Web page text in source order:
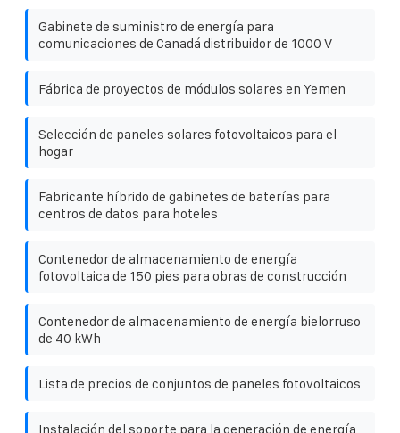
Gabinete de suministro de energía para
comunicaciones de Canadá distribuidor de 1000 V
Fábrica de proyectos de módulos solares en Yemen
Selección de paneles solares fotovoltaicos para el
hogar
Fabricante híbrido de gabinetes de baterías para
centros de datos para hoteles
Contenedor de almacenamiento de energía
fotovoltaica de 150 pies para obras de construcción
Contenedor de almacenamiento de energía bielorruso
de 40 kWh
Lista de precios de conjuntos de paneles fotovoltaicos
Instalación del soporte para la generación de energía